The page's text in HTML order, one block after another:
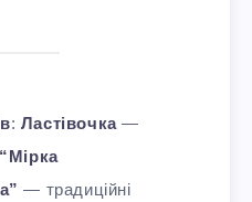
: Ластівочка—
“Мірка
— традиційні